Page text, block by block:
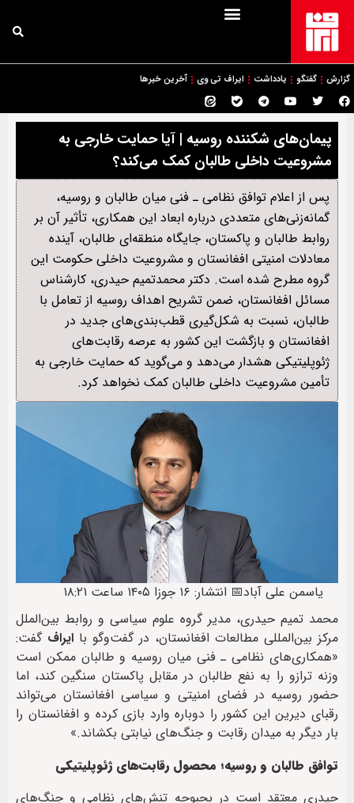
گزارش گفتگو یادداشت ایراف تی وی آخرین خبرها
پیمان‌های شکننده روسیه | آیا حمایت خارجی به
مشروعیت داخلی طالبان کمک می‌کند؟
پس از اعلام توافق نظامی ـ فنی میان طالبان و روسیه،
گمانه‌زنی‌های متعددی درباره ابعاد این همکاری، تأثیر آن بر
روابط طالبان و پاکستان، جایگاه منطقه‌ای طالبان، آینده
معادلات امنیتی افغانستان و مشروعیت داخلی حکومت این
گروه مطرح شده است. دکتر محمدتمیم حیدری، کارشناس
مسائل افغانستان، ضمن تشریح اهداف روسیه از تعامل با
طالبان، نسبت به شکل‌گیری قطب‌بندی‌های جدید در
افغانستان و بازگشت این کشور به عرصه رقابت‌های
ژئوپلیتیکی هشدار می‌دهد و می‌گوید که حمایت خارجی به
تأمین مشروعیت داخلی طالبان کمک نخواهد کرد.
یاسمن علی آباد📅 انتشار: ۱۶ جوزا ۱۴۰۵ ساعت ۱۸:۲۱
محمد تمیم حیدری، مدیر گروه علوم سیاسی و روابط بین‌الملل
مرکز بین‌المللی مطالعات افغانستان، در گفت‌وگو با ایراف گفت:
«همکاری‌های نظامی ـ فنی میان روسیه و طالبان ممکن است
وزنه ترازو را به نفع طالبان در مقابل پاکستان سنگین کند، اما
حضور روسیه در فضای امنیتی و سیاسی افغانستان می‌تواند
رقبای دیرین این کشور را دوباره وارد بازی کرده و افغانستان را
بار دیگر به میدان رقابت و جنگ‌های نیابتی بکشاند.»
توافق طالبان و روسیه؛ محصول رقابت‌های ژئوپلیتیکی
حیدری معتقد است در بحبوحه تنش‌های نظامی و جنگ‌های